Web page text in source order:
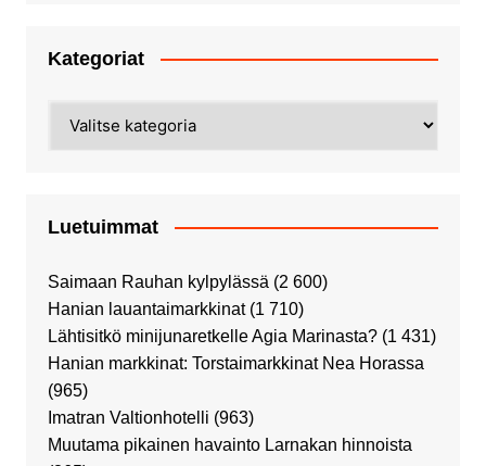
Kategoriat
Luetuimmat
Saimaan Rauhan kylpylässä (2 600)
Hanian lauantaimarkkinat (1 710)
Lähtisitkö minijunaretkelle Agia Marinasta? (1 431)
Hanian markkinat: Torstaimarkkinat Nea Horassa
(965)
Imatran Valtionhotelli (963)
Muutama pikainen havainto Larnakan hinnoista